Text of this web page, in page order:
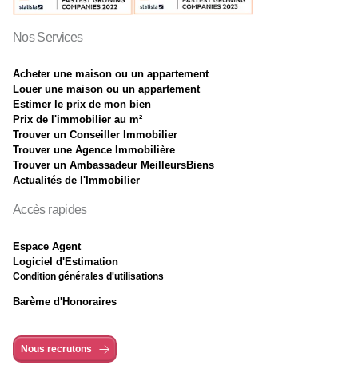
Nos Services
Acheter une maison ou un appartement
Louer une maison ou un appartement
Estimer le prix de mon bien
Prix de l'immobilier au m²
Trouver un Conseiller Immobilier
Trouver une Agence Immobilière
Trouver un Ambassadeur MeilleursBiens
Actualités de l'Immobilier
Accès rapides
Espace Agent
Logiciel d'Estimation
Condition générales d'utilisations
Barème d'Honoraires
Nous recrutons